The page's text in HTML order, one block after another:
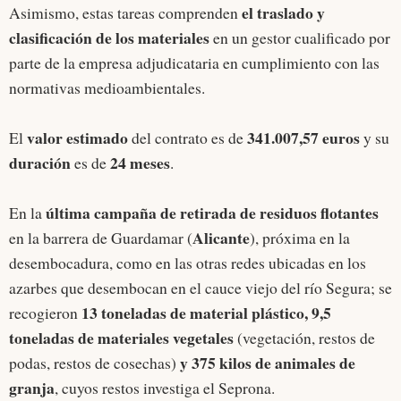
Asimismo, estas tareas comprendenel traslado y
clasificación de los materialesen un gestor cualificado por
parte de la empresa adjudicataria en cumplimiento con las
normativas medioambientales.
Elvalor estimadodel contrato es de341.007,57 eurosy su
duraciónes de24 meses.
En laúltima campaña de retirada de residuosflotantes
en la barrera de Guardamar (Alicante), próxima en la
desembocadura, como en las otras redes ubicadas en los
azarbes que desembocan en el cauce viejo del río Segura; se
recogieron 13 toneladas de material plástico, 9,5
toneladas de materiales vegetales(vegetación, restos de
podas, restos de cosechas) y 375 kilos de animales de
granja, cuyos restos investiga el Seprona.